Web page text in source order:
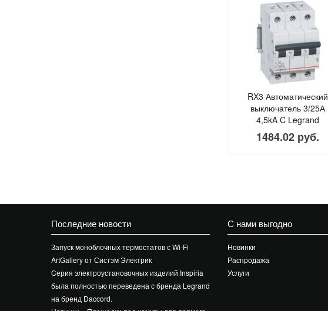
RX3 Автоматический
выключатель 3/25А
4,5kA C Legrand
1484.02 руб.
Последние новости
Запуск моноблочных термостатов с Wi-Fi
ArtGallery от Систэм Электрик
Cерия электроустановочных изделий Inspiria
была полностью переведена с бренда Legrand
на бренд Daccord.
С нами выгодно
Новинки
Распродажа
Услуги